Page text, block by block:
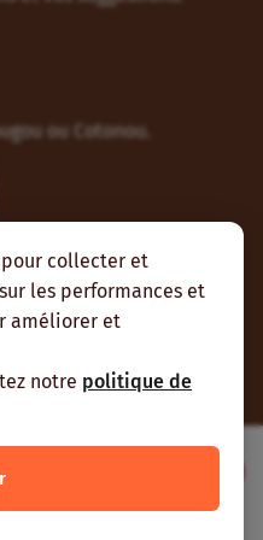
pour collecter et
les performances et
améliorer et
notre politique de
ou Cotonou.
à nos flux RSS et nous
l’Agence